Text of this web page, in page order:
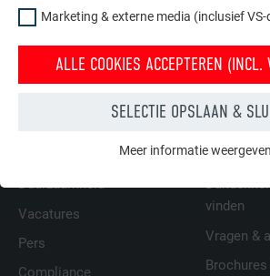
TERUG
FAMILIEBEDRIJF | PREFA
Duurzaamheid
Vacatures
Pers
WIJ HELPEN U
vinden
Vragen &
Marketing & externe media (inclusief
ALLE COOKIES ACCEPTEREN (INCL.
SELECTIE OPSLAAN &
van de website. Hierdoor wordt
onberispelijk werkt.
Meer informatie weergeven